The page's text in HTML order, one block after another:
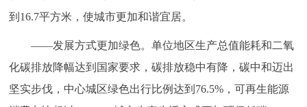
到16.7平方米，使城市更加和谐宜居。
——发展方式更加绿色。单位地区生产总值能耗和二氧
化碳排放降幅达到国家要求，碳排放稳中有降，碳中和迈出
坚实步伐，中心城区绿色出行比例达到76.5%，可再生能源